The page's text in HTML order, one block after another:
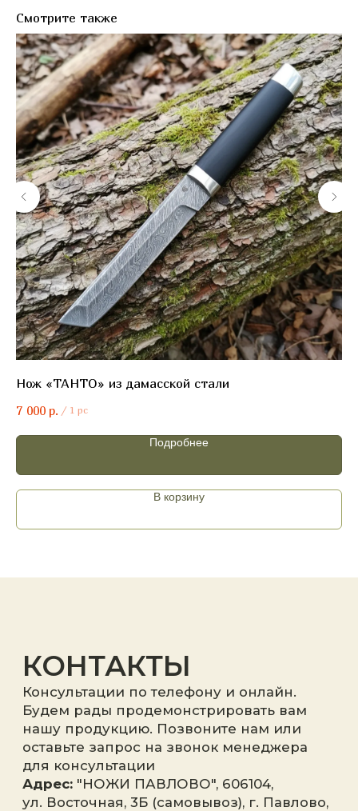
Смотрите также
Нож «ТАНТО» из дамасской стали
7 000 р. / 1 pc
Подробнее
В корзину
КОНТАКТЫ
Консультации по телефону и онлайн.
Будем рады продемонстрировать вам
нашу продукцию. Позвоните нам или
оставьте запрос на звонок менеджера
для консультации
Адрес:"НОЖИ ПАВЛОВО", 606104,
ул. Восточная, 3Б (самовывоз), г. Павлово,
Нижегородская обл., Россия
ООО "ПТФ" ИНН 6686090373
Часы работы:ПН-ПТ с 09.00 до 17.00
Телефон: +7 (996) 130−131−1
E-mail: info-torg@bk.ru
+7
конфиденциальности.
Отправить